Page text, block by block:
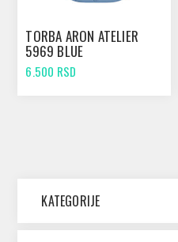
TORBA ARON ATELIER
5969 BLUE
6.500 RSD
KATEGORIJE